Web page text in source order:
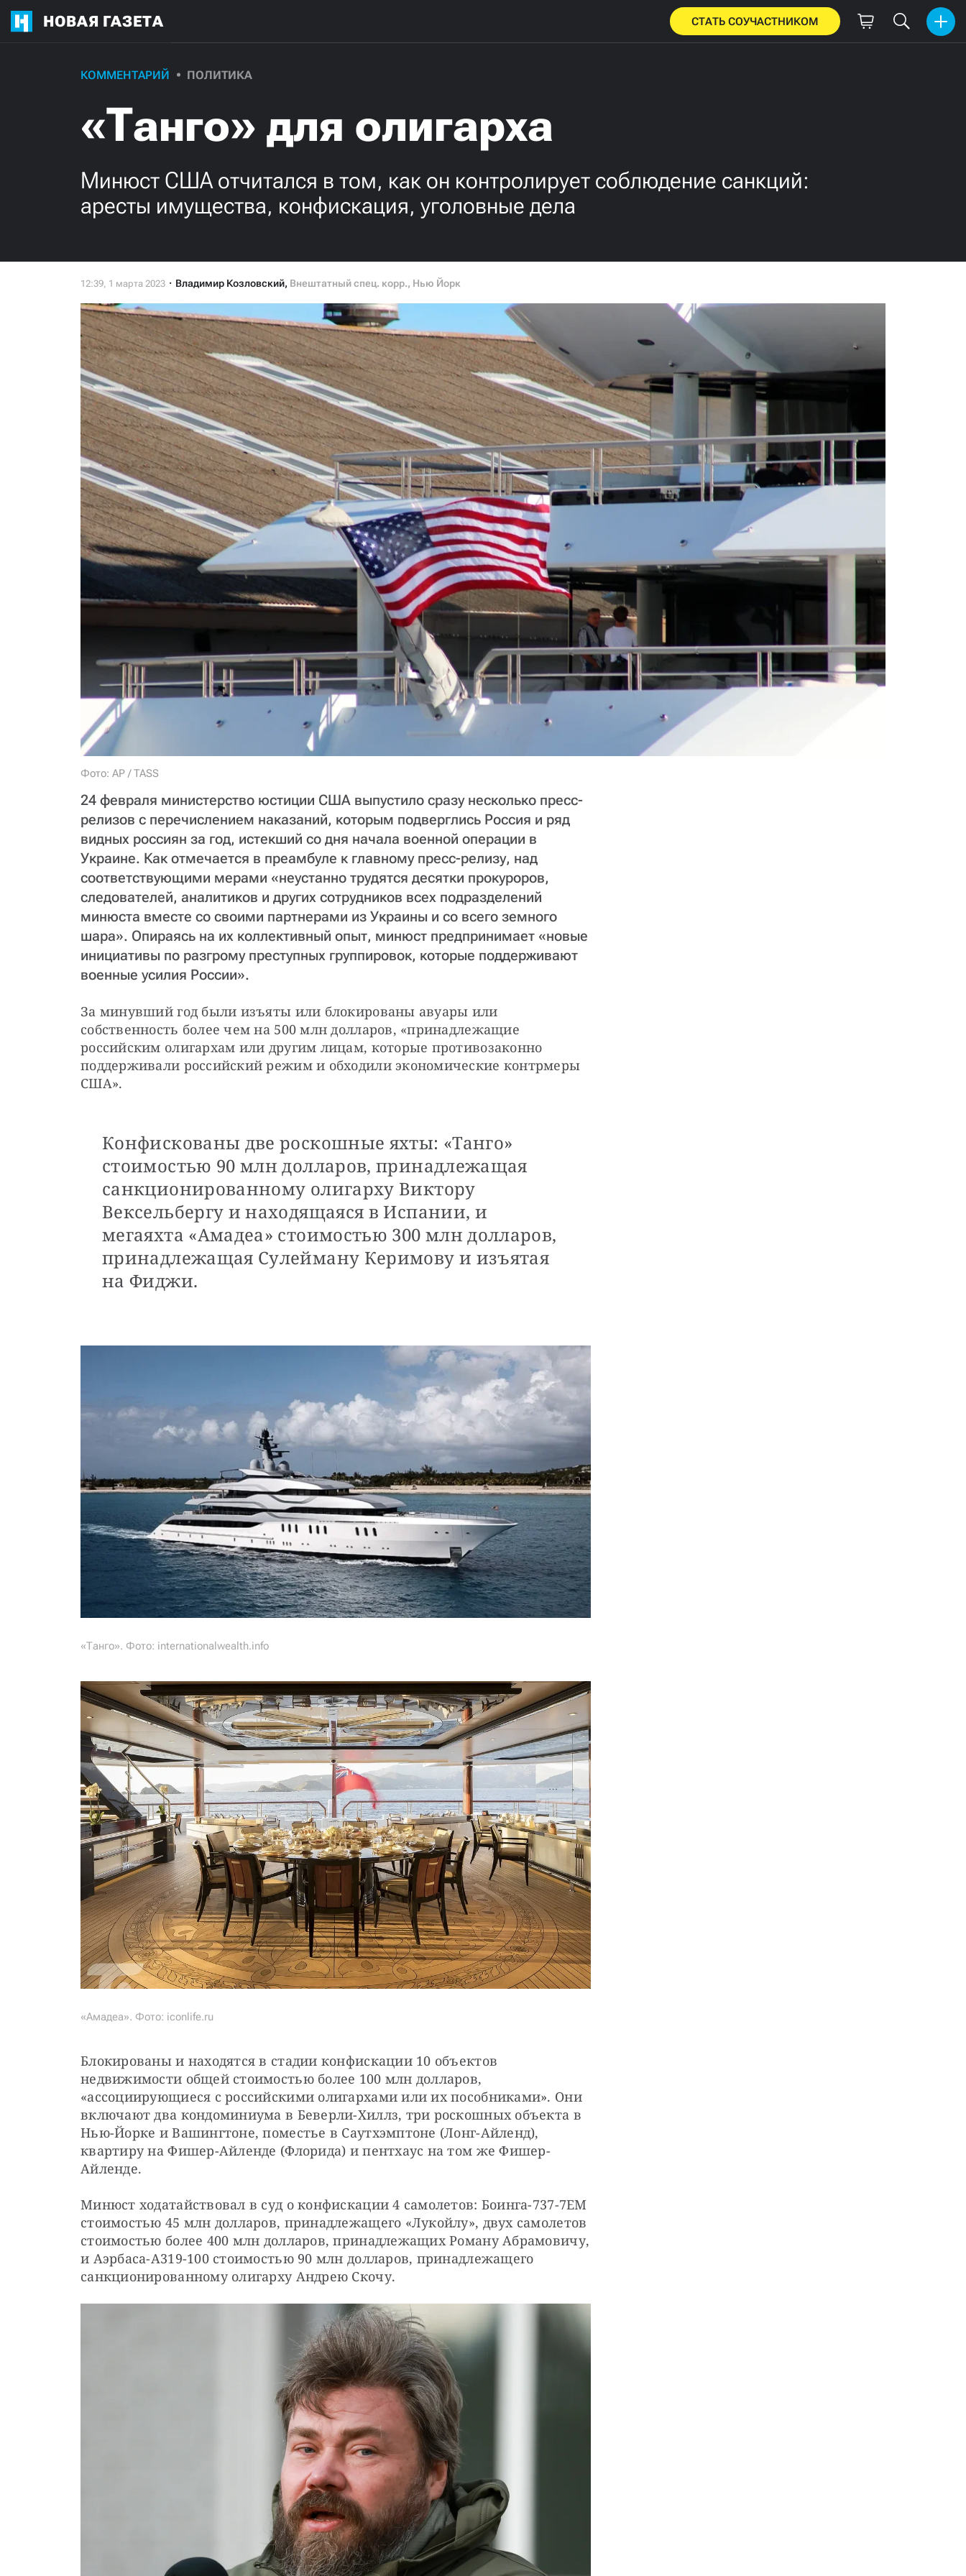
НОВАЯ ГАЗЕТА СТАТЬ СОУЧАСТНИКОМ
КОММЕНТАРИЙ ПОЛИТИКА
«Танго» для олигарха
Минюст США отчитался в том, как он контролирует соблюдение санкций:
аресты имущества, конфискация, уголовные дела
Владимир Козловский, Внештатный спец. корр., Нью Йорк
Фото: AP / TASS
24 февраля министерство юстиции США выпустило сразу несколько пресс-
релизов с перечислением наказаний, которым подверглись Россия и ряд
видных россиян за год, истекший со дня начала военной операции в
Украине. Как отмечается в преамбуле к главному пресс-релизу, над
соответствующими мерами «неустанно трудятся десятки прокуроров,
следователей, аналитиков и других сотрудников всех подразделений
минюста вместе со своими партнерами из Украины и со всего земного
шара». Опираясь на их коллективный опыт, минюст предпринимает «новые
инициативы по разгрому преступных группировок, которые поддерживают
военные усилия России».
За минувший год были изъяты или блокированы авуары или
собственность более чем на 500 млн долларов, «принадлежащие
российским олигархам или другим лицам, которые противозаконно
поддерживали российский режим и обходили экономические контрмеры
США».
Конфискованы две роскошные яхты: «Танго»
стоимостью 90 млн долларов, принадлежащая
санкционированному олигарху Виктору
Вексельбергу и находящаяся в Испании, и
мегаяхта «Амадеа» стоимостью 300 млн долларов,
принадлежащая Сулейману Керимову и изъятая
на Фиджи.
«Танго». Фото: internationalwealth.info
«Амадеа». Фото: iconlife.ru
Блокированы и находятся в стадии конфискации 10 объектов
недвижимости общей стоимостью более 100 млн долларов,
«ассоциирующиеся с российскими олигархами или их пособниками». Они
включают два кондоминиума в Беверли-Хиллз, три роскошных объекта в
Нью-Йорке и Вашингтоне, поместье в Саутхэмптоне (Лонг-Айленд),
квартиру на Фишер-Айленде (Флорида) и пентхаус на том же Фишер-
Айленде.
Минюст ходатайствовал в суд о конфискации 4 самолетов: Боинга-737-7ЕМ
стоимостью 45 млн долларов, принадлежащего «Лукойлу», двух самолетов
стоимостью более 400 млн долларов, принадлежащих Роману Абрамовичу,
и Аэрбаса-А319-100 стоимостью 90 млн долларов, принадлежащего
санкционированному олигарху Андрею Скочу.